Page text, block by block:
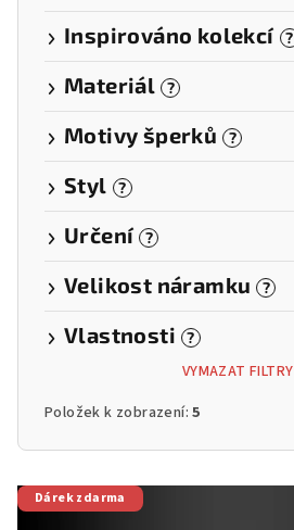
Inspirováno kolekcí ?
Materiál ?
Motivy šperků ?
Styl ?
Určení ?
Velikost náramku ?
Vlastnosti ?
VYMAZAT FILTRY
Položek k zobrazení:5
V
ý
Dárek zdarma